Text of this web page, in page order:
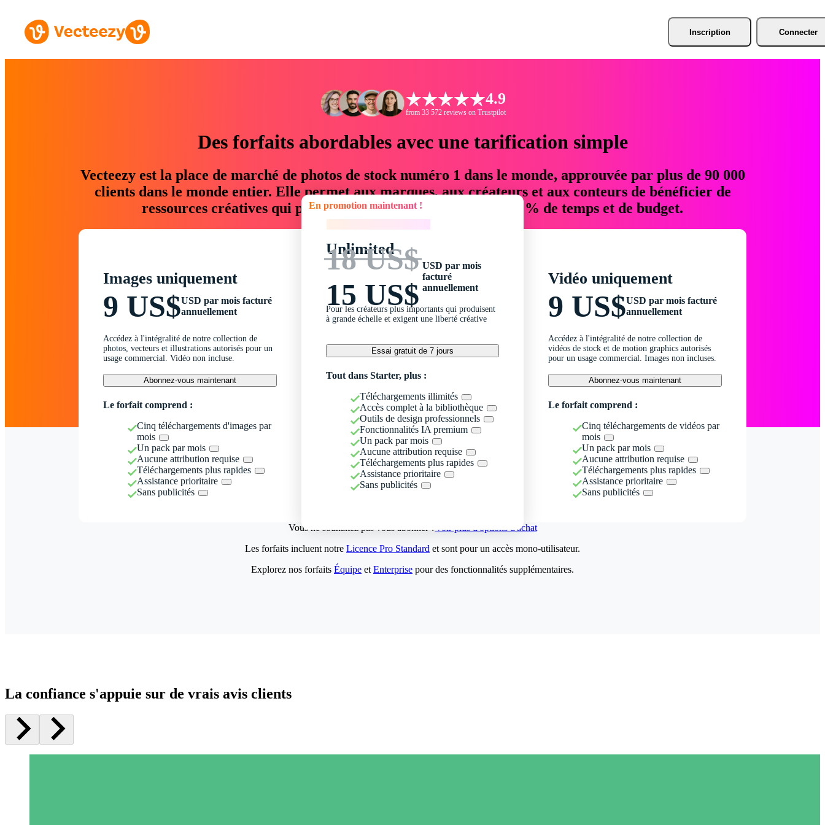
Inscription Connecter
4.9
from 33 572 reviews on Trustpilot
Des forfaits abordables avec une tarification simple
Vecteezy est la place de marché de photos de stock numéro 1 dans le monde, approuvée par plus de 90 000
clients dans le monde entier. Elle permet aux marques, aux créateurs et aux conteurs de bénéficier de
ressources créatives qui permettent d'économiser jusqu'à 76 % de temps et de budget.
Images uniquement
9 US$USD par mois facturé
annuellement
Accédez à l'intégralité de notre collection de
photos, vecteurs et illustrations autorisés pour un
usage commercial. Vidéo non incluse.
Abonnez-vous maintenant
Le forfait comprend :
Cinq téléchargements d'images par
mois
Un pack par mois
Aucune attribution requise
Téléchargements plus rapides
Assistance prioritaire
Sans publicités
En promotion maintenant !
Unlimited
18 US$
15 US$
USD par mois
facturé
annuellement
Pour les créateurs plus importants qui produisent
à grande échelle et exigent une liberté créative
Essai gratuit de 7 jours
Tout dans Starter, plus :
Téléchargements illimités
Accès complet à la bibliothèque
Outils de design professionnels
Fonctionnalités IA premium
Un pack par mois
Aucune attribution requise
Téléchargements plus rapides
Assistance prioritaire
Sans publicités
Vidéo uniquement
9 US$USD par mois facturé
annuellement
Accédez à l'intégralité de notre collection de
vidéos de stock et de motion graphics autorisés
pour un usage commercial. Images non incluses.
Abonnez-vous maintenant
Le forfait comprend :
Cinq téléchargements de vidéos par
mois
Un pack par mois
Aucune attribution requise
Téléchargements plus rapides
Assistance prioritaire
Sans publicités
Vous ne souhaitez pas vous abonner ?Voir plus d'options d'achat
Les forfaits incluent notre Licence Pro Standard et sont pour un accès mono-utilisateur.
Explorez nos forfaits Équipe et Enterprise pour des fonctionnalités supplémentaires.
La confiance s'appuie sur de vrais avis clients